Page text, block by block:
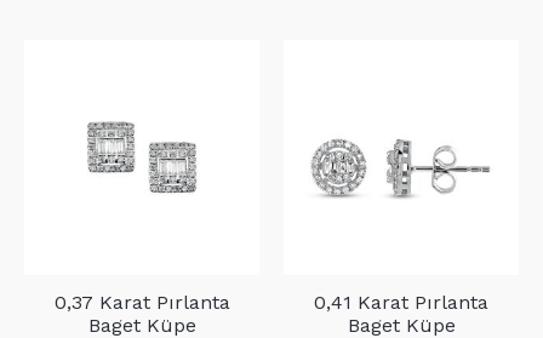
0,37 Karat Pırlanta
Baget Küpe
0,41 Karat Pırlanta
Baget Küpe